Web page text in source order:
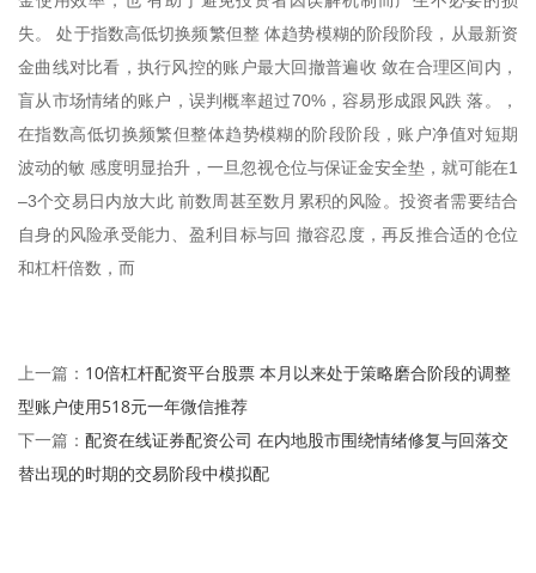
失。 处于指数高低切换频繁但整 体趋势模糊的阶段阶段，从最新资
金曲线对比看，执行风控的账户最大回撤普遍收 敛在合理区间内，
盲从市场情绪的账户，误判概率超过70%，容易形成跟风跌 落。，
在指数高低切换频繁但整体趋势模糊的阶段阶段，账户净值对短期
波动的敏 感度明显抬升，一旦忽视仓位与保证金安全垫，就可能在1
–3个交易日内放大此 前数周甚至数月累积的风险。投资者需要结合
自身的风险承受能力、盈利目标与回 撤容忍度，再反推合适的仓位
和杠杆倍数，而
上一篇： 10倍杠杆配资平台股票 本月以来处于策略磨合阶段的调整
型账户使用518元一年微信推荐
下一篇： 配资在线证券配资公司 在内地股市围绕情绪修复与回落交
替出现的时期的交易阶段中模拟配